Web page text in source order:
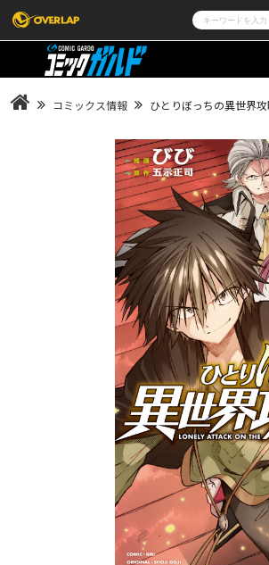
コミック
LiQulle
ポケットモンスター
オーバーラップホールディングス
オーバーラップ文庫 オーバー
ロサージュノベルス コミッ
リキューレ コミッ
閉
コミックス情報 ひとりぼっちの異世界攻